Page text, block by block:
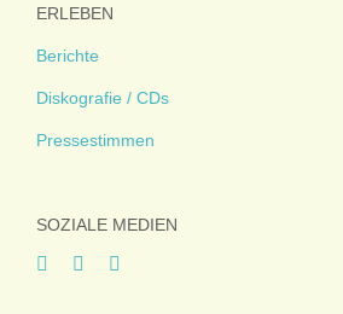
ERLEBEN
Berichte
Diskografie / CDs
Pressestimmen
SOZIALE MEDIEN